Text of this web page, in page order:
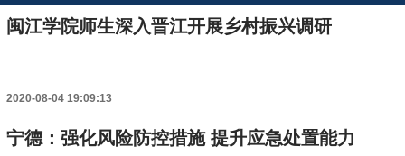
闽江学院师生深入晋江开展乡村振兴调研
2020-08-04 19:09:13
宁德：强化风险防控措施 提升应急处置能力